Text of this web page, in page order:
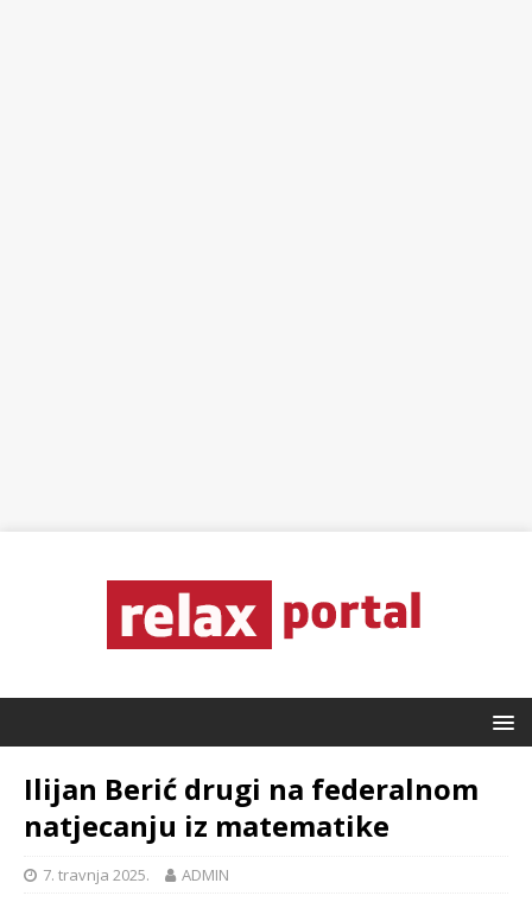
Ilijan Berić drugi na federalnom
natjecanju iz matematike
7. travnja 2025. ADMIN